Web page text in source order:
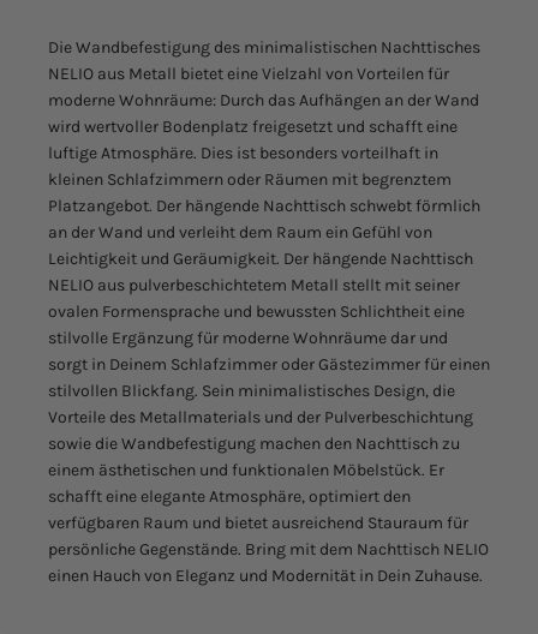
Die Wandbefestigung des minimalistischen Nachttisches
NELIO aus Metall bietet eine Vielzahl von Vorteilen für
moderne Wohnräume: Durch das Aufhängen an der Wand
wird wertvoller Bodenplatz freigesetzt und schafft eine
luftige Atmosphäre. Dies ist besonders vorteilhaft in
kleinen Schlafzimmern oder Räumen mit begrenztem
Platzangebot. Der hängende Nachttisch schwebt förmlich
an der Wand und verleiht dem Raum ein Gefühl von
Leichtigkeit und Geräumigkeit. Der hängende Nachttisch
NELIO aus pulverbeschichtetem Metall stellt mit seiner
ovalen Formensprache und bewussten Schlichtheit eine
stilvolle Ergänzung für moderne Wohnräume dar und
sorgt in Deinem Schlafzimmer oder Gästezimmer für einen
stilvollen Blickfang. Sein minimalistisches Design, die
Vorteile des Metallmaterials und der Pulverbeschichtung
sowie die Wandbefestigung machen den Nachttisch zu
einem ästhetischen und funktionalen Möbelstück. Er
schafft eine elegante Atmosphäre, optimiert den
verfügbaren Raum und bietet ausreichend Stauraum für
persönliche Gegenstände. Bring mit dem Nachttisch NELIO
einen Hauch von Eleganz und Modernität in Dein Zuhause.